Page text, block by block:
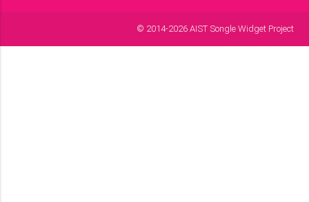
© 2014-2026 AIST Songle Widget Project